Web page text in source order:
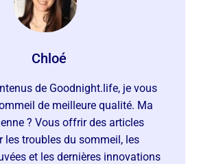
Chloé
de Goodnight.life, je vous
de meilleure qualité. Ma
? Vous offrir des articles
les troubles du sommeil, les
et les dernières innovations